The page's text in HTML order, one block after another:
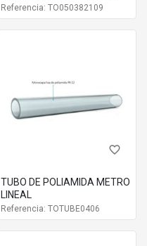
NPS 60% + LIGERA Y 150% +
FLEXIBLE
Referencia: TO050382109
favorite_border
TUBO DE POLIAMIDA METRO
LINEAL
Referencia: TOTUBE0406